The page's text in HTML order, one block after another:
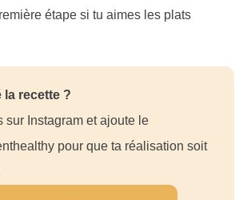
étape si tu aimes les plats
la recette ?
sur Instagram et ajoute le
pour que ta réalisation soit